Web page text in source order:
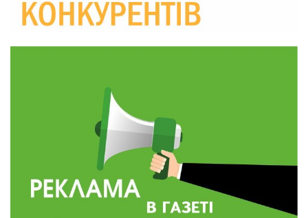
10:36
28 лип
Валентина Масалітіна: «Нас тримає віра в
Перемогу і повернення додому»
Обмежено придатний, але безмежно
вмотивований: Як колишній лісівник став асом
артилерії
490 пацієнтів та 15 відвіданих сіл: МБФ
«Альянс громадського здоров’я» підбив
підсумки роботи мобільних клінік у Сумській
області